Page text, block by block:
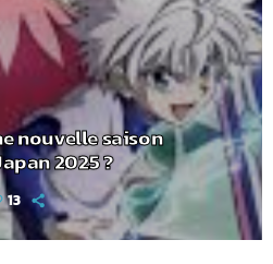
nouvelle saison
2025 ?
13